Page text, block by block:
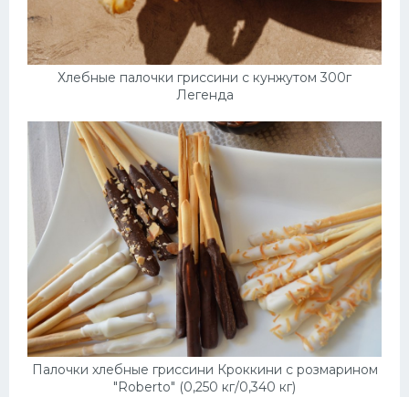
Хлебные палочки гриссини с кунжутом 300г
Легенда
Палочки хлебные гриссини Кроккини с розмарином
"Roberto" (0,250 кг/0,340 кг)